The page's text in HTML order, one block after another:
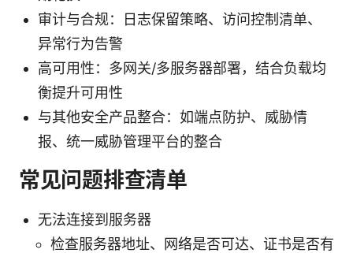
审计与合规：日志保留策略、访问控制清单、
异常行为告警
高可用性：多网关/多服务器部署，结合负载均
衡提升可用性
与其他安全产品整合：如端点防护、威胁情
报、统一威胁管理平台的整合
常见问题排查清单
无法连接到服务器
检查服务器地址、网络是否可达、证书是否有